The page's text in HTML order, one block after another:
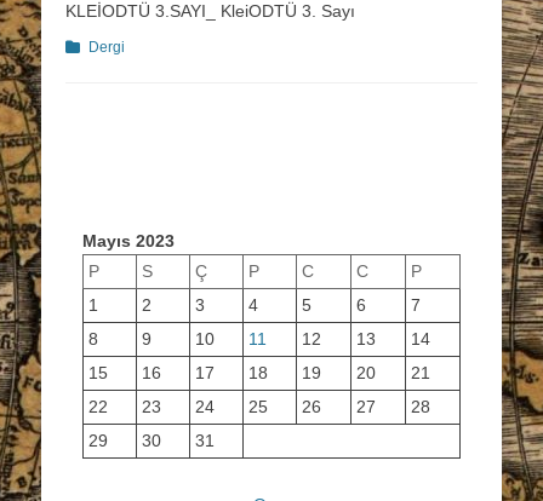
KLEİODTÜ 3.SAYI_ KleiODTÜ 3. Sayı
Categories
Dergi
Mayıs 2023
P
S Ç P C C
P
1
2 3 4 5 6
7
8
9 10 11 12 13
14
15
16 17 18 19 20
21
22
23 24 25 26 27
28
29
30 31